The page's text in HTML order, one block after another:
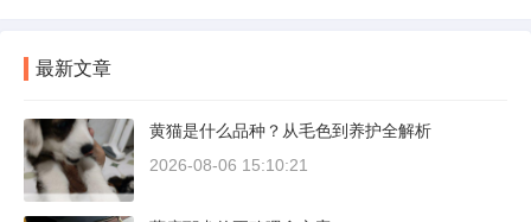
最新文章
黄猫是什么品种？从毛色到养护全解析
2026-08-06 15:10:21